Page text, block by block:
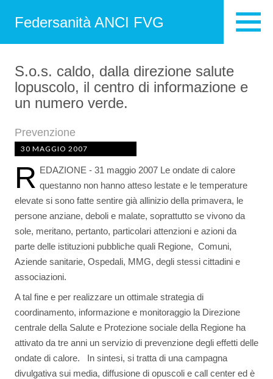
Federsanità ANCI FVG
S.o.s. caldo, dalla direzione salute
lopuscolo, il centro di informazione e
un numero verde.
Prevenzione
30 MAGGIO 2007
R EDAZIONE - 31 maggio 2007 Le ondate di calore
questanno non hanno atteso lestate e le temperature
elevate si sono fatte sentire già allinizio della primavera, le
persone anziane, deboli e malate, soprattutto se vivono da
sole, meritano, pertanto, particolari attenzioni e azioni da
parte delle istituzioni pubbliche quali Regione, Comuni,
Aziende sanitarie, Ospedali, MMG, degli stessi cittadini e
associazioni.
A tal fine e per realizzare un ottimale strategia di
coordinamento, informazione e monitoraggio la Direzione
centrale della Salute e Protezione sociale della Regione ha
attivato da tre anni un servizio di prevenzione degli effetti delle
ondate di calore. In sintesi, si tratta di una campagna
divulgativa sui media, diffusione di opuscoli e call center ed è